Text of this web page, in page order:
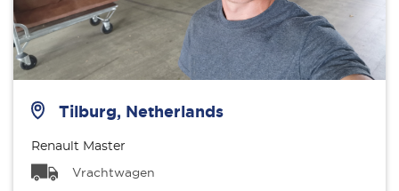
Tilburg, Netherlands
Renault Master
Vrachtwagen